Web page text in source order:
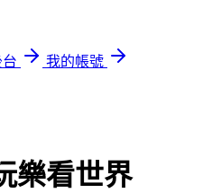
我的帳號
樂看世界